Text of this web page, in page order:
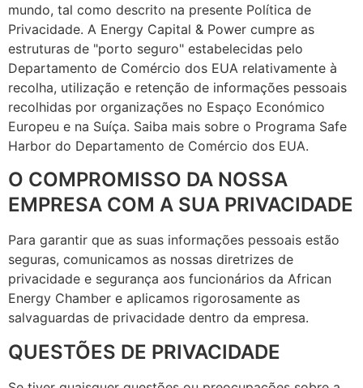
mundo, tal como descrito na presente Política de
Privacidade. A Energy Capital & Power cumpre as
estruturas de "porto seguro" estabelecidas pelo
Departamento de Comércio dos EUA relativamente à
recolha, utilização e retenção de informações pessoais
recolhidas por organizações no Espaço Económico
Europeu e na Suíça. Saiba mais sobre o Programa Safe
Harbor do Departamento de Comércio dos EUA.
O COMPROMISSO DA NOSSA
EMPRESA COM A SUA PRIVACIDADE
Para garantir que as suas informações pessoais estão
seguras, comunicamos as nossas diretrizes de
privacidade e segurança aos funcionários da African
Energy Chamber e aplicamos rigorosamente as
salvaguardas de privacidade dentro da empresa.
QUESTÕES DE PRIVACIDADE